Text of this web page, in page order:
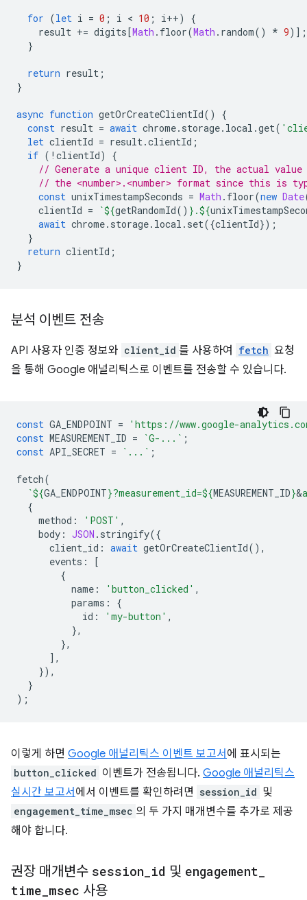
for (let i = 0 ; i < 10 ; i++)
{
result += digits[Math . floor(Math . random() * 9)];
}
return result ;
}
async function getOrCreateClientId()
{
const result = await chrome. storage. local .get(
let clientId = result.clientId ;
if ( ! clientId)
{
// Generate a unique client ID, the actual value
// the <number>.<number> format since this is
const unixTimestampSeconds = Math . floor(new Date
clientId = `${getRandomId() } .${
await chrome. storage. local . set({clientId});
}
return clientId ;
}
분석 이벤트 전송
API 사용자 인증 정보와 client_id 를 사용하여 fetch 요청
을 통해 Google 애널리틱스로 이벤트를 전송할 수 있습니다.
const GA_ENDPOINT =
'https://www.google-
const MEASUREMENT_ID = `G-...` ;
const API_SECRET = `...` ;
fetch(
`${GA_ENDPOINT}?measurement_id=${MEASUREMENT_ID}&
{
method : 'POST' ,
body : JSON . stringify({
client_id : await getOrCreateClientId(),
events :
[
{
name : 'button_clicked' ,
params :
{
id : 'my-button' ,
},
},
],
}),
}
);
이렇게 하면 Google 애널리틱스 이벤트 보고서 에 표시되는
button_clicked 이벤트가 전송됩니다. Google 애널리틱스
실시간 보고서 에서 이벤트를 확인하려면 session_id 및
engagement_time_msec 의 두 가지 매개변수를 추가로 제공
해야 합니다.
권장 매개변수 session id 및 engagement
time msec 사용